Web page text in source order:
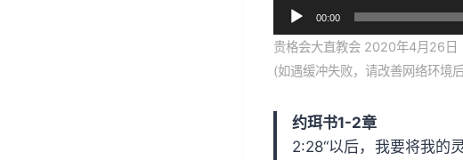
频
播
放
00:00
贵格会大直教会 2020年4月26日
(如遇缓冲失败，请改善网络环境
约珥书1-2章
2:28“以后，我要将我的